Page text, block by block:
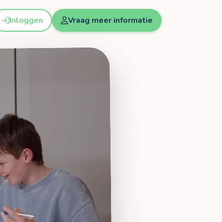
Inloggen Vraag meer informatie